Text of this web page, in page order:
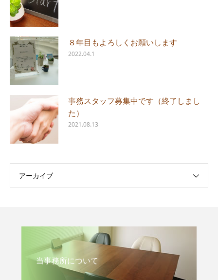
８年目もよろしくお願いします
2022.04.1
事務スタッフ募集中です（終了しまし
た）
2021.08.13
アーカイブ
当事務所について